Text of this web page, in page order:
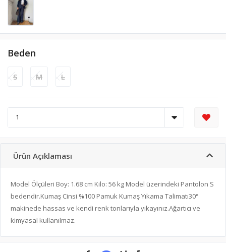
Beden
S M L
Ürün Açıklaması
Model Ölçüleri Boy: 1.68 cm Kilo: 56 kg Model üzerindeki Pantolon S
bedendir.Kumaş Cinsi %100 Pamuk Kumaş Yıkama Talimatı30°
makinede hassas ve kendi renk tonlarıyla yıkayınız.Ağartıcı ve
kimyasal kullanılmaz.